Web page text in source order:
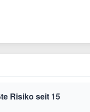
Risiko seit 15